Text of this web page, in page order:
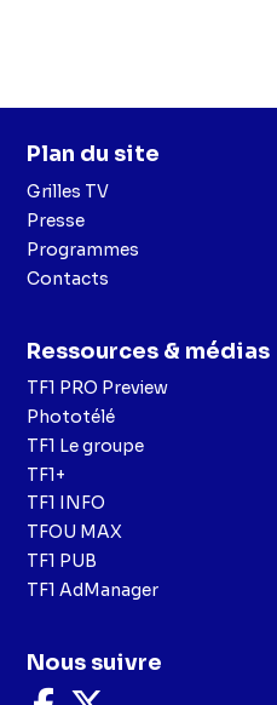
Plan du site
Grilles TV
Presse
Programmes
Contacts
Ressources & médias
TF1 PRO Preview
Phototélé
TF1 Le groupe
TF1+
TF1 INFO
TFOU MAX
TF1 PUB
TF1 AdManager
Nous suivre
Nous